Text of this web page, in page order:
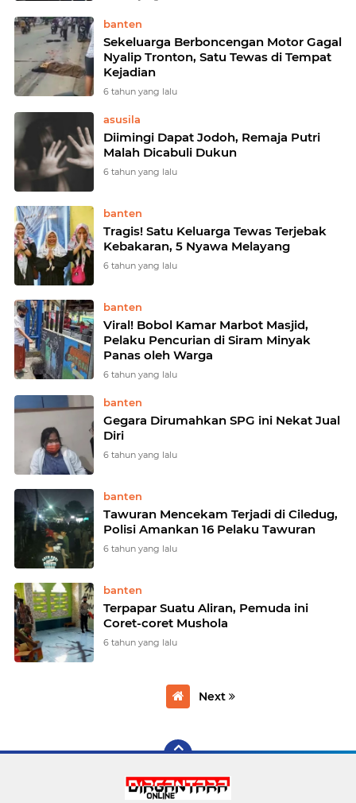
banten
Sekeluarga Berboncengan Motor Gagal
Nyalip Tronton, Satu Tewas di Tempat
Kejadian
6 tahun yang lalu
asusila
Diimingi Dapat Jodoh, Remaja Putri
Malah Dicabuli Dukun
6 tahun yang lalu
banten
Tragis! Satu Keluarga Tewas Terjebak
Kebakaran, 5 Nyawa Melayang
6 tahun yang lalu
banten
Viral! Bobol Kamar Marbot Masjid,
Pelaku Pencurian di Siram Minyak
Panas oleh Warga
6 tahun yang lalu
banten
Gegara Dirumahkan SPG ini Nekat Jual
Diri
6 tahun yang lalu
banten
Tawuran Mencekam Terjadi di Ciledug,
Polisi Amankan 16 Pelaku Tawuran
6 tahun yang lalu
banten
Terpapar Suatu Aliran, Pemuda ini
Coret-coret Mushola
6 tahun yang lalu
Next